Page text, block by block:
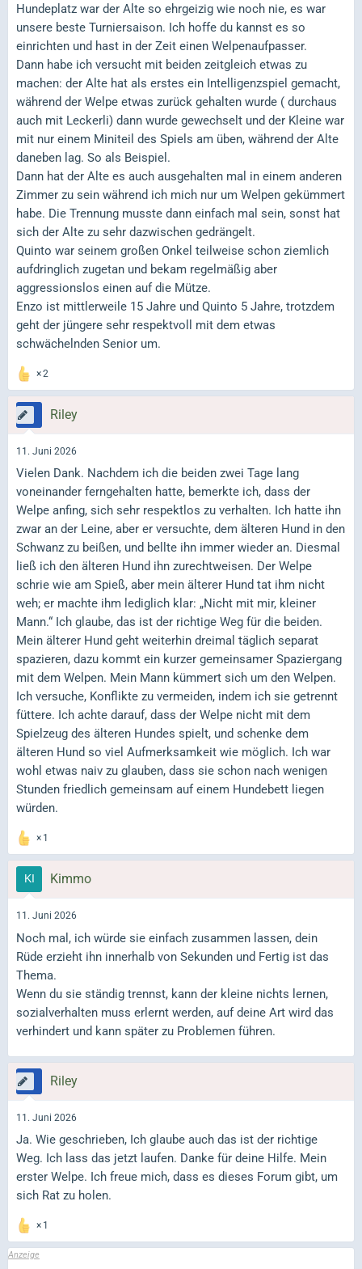
Hundeplatz war der Alte so ehrgeizig wie noch nie, es war
unsere beste Turniersaison. Ich hoffe du kannst es so
einrichten und hast in der Zeit einen Welpenaufpasser.
Dann habe ich versucht mit beiden zeitgleich etwas zu
machen: der Alte hat als erstes ein Intelligenzspiel gemacht,
während der Welpe etwas zurück gehalten wurde ( durchaus
auch mit Leckerli) dann wurde gewechselt und der Kleine war
mit nur einem Miniteil des Spiels am üben, während der Alte
daneben lag. So als Beispiel.
Dann hat der Alte es auch ausgehalten mal in einem anderen
Zimmer zu sein während ich mich nur um Welpen gekümmert
habe. Die Trennung musste dann einfach mal sein, sonst hat
sich der Alte zu sehr dazwischen gedrängelt.
Quinto war seinem großen Onkel teilweise schon ziemlich
aufdringlich zugetan und bekam regelmäßig aber
aggressionslos einen auf die Mütze.
Enzo ist mittlerweile 15 Jahre und Quinto 5 Jahre, trotzdem
geht der jüngere sehr respektvoll mit dem etwas
schwächelnden Senior um.
2
Riley
11. Juni 2026
Vielen Dank. Nachdem ich die beiden zwei Tage lang
voneinander ferngehalten hatte, bemerkte ich, dass der
Welpe anfing, sich sehr respektlos zu verhalten. Ich hatte ihn
zwar an der Leine, aber er versuchte, dem älteren Hund in den
Schwanz zu beißen, und bellte ihn immer wieder an. Diesmal
ließ ich den älteren Hund ihn zurechtweisen. Der Welpe
schrie wie am Spieß, aber mein älterer Hund tat ihm nicht
weh; er machte ihm lediglich klar: „Nicht mit mir, kleiner
Mann.“ Ich glaube, das ist der richtige Weg für die beiden.
Mein älterer Hund geht weiterhin dreimal täglich separat
spazieren, dazu kommt ein kurzer gemeinsamer Spaziergang
mit dem Welpen. Mein Mann kümmert sich um den Welpen.
Ich versuche, Konflikte zu vermeiden, indem ich sie getrennt
füttere. Ich achte darauf, dass der Welpe nicht mit dem
Spielzeug des älteren Hundes spielt, und schenke dem
älteren Hund so viel Aufmerksamkeit wie möglich. Ich war
wohl etwas naiv zu glauben, dass sie schon nach wenigen
Stunden friedlich gemeinsam auf einem Hundebett liegen
würden.
1
Kimmo
11. Juni 2026
Noch mal, ich würde sie einfach zusammen lassen, dein
Rüde erzieht ihn innerhalb von Sekunden und Fertig ist das
Thema.
Wenn du sie ständig trennst, kann der kleine nichts lernen,
sozialverhalten muss erlernt werden, auf deine Art wird das
verhindert und kann später zu Problemen führen.
Riley
11. Juni 2026
Ja. Wie geschrieben, Ich glaube auch das ist der richtige
Weg. Ich lass das jetzt laufen. Danke für deine Hilfe. Mein
erster Welpe. Ich freue mich, dass es dieses Forum gibt, um
sich Rat zu holen.
1